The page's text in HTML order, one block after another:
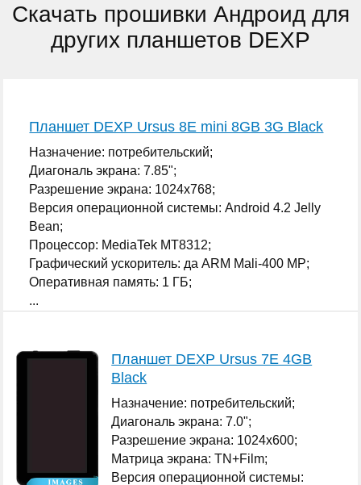
Скачать прошивки Андроид для
других планшетов DEXP
Планшет DEXP Ursus 8E mini 8GB 3G Black
Назначение: потребительский;
Диагональ экрана: 7.85";
Разрешение экрана: 1024x768;
Версия операционной системы: Android 4.2 Jelly
Bean;
Процессор: MediaTek MT8312;
Графический ускоритель: да ARM Mali-400 MP;
Оперативная память: 1 ГБ;
...
Планшет DEXP Ursus 7E 4GB
Black
Назначение: потребительский;
Диагональ экрана: 7.0";
Разрешение экрана: 1024x600;
Матрица экрана: TN+Film;
Версия операционной системы: